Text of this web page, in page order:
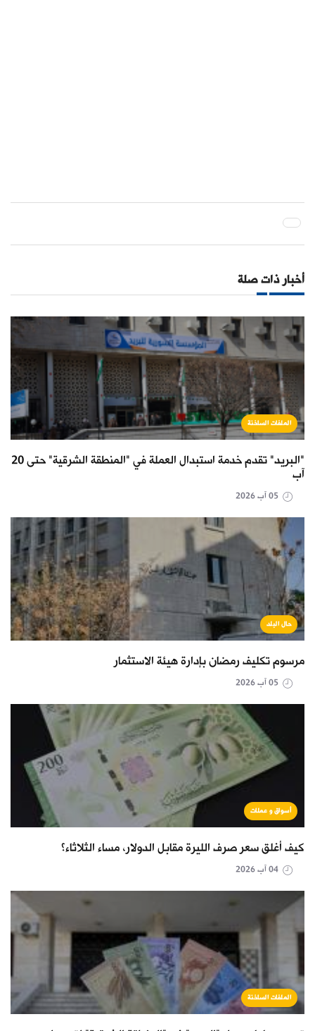
أخبار ذات صلة
الملفات الساخنة
"البريد" تقدم خدمة استبدال العملة في "المنطقة الشرقية" حتى 20
آب
حال البلد
مرسوم تكليف رمضان بإدارة هيئة الاستثمار
أسواق و عملات
كيف أغلق سعر صرف الليرة مقابل الدولار، مساء الثلاثاء؟
الملفات الساخنة